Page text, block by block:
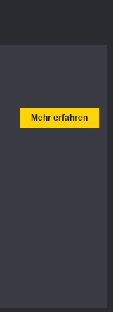
Mehr erfahren